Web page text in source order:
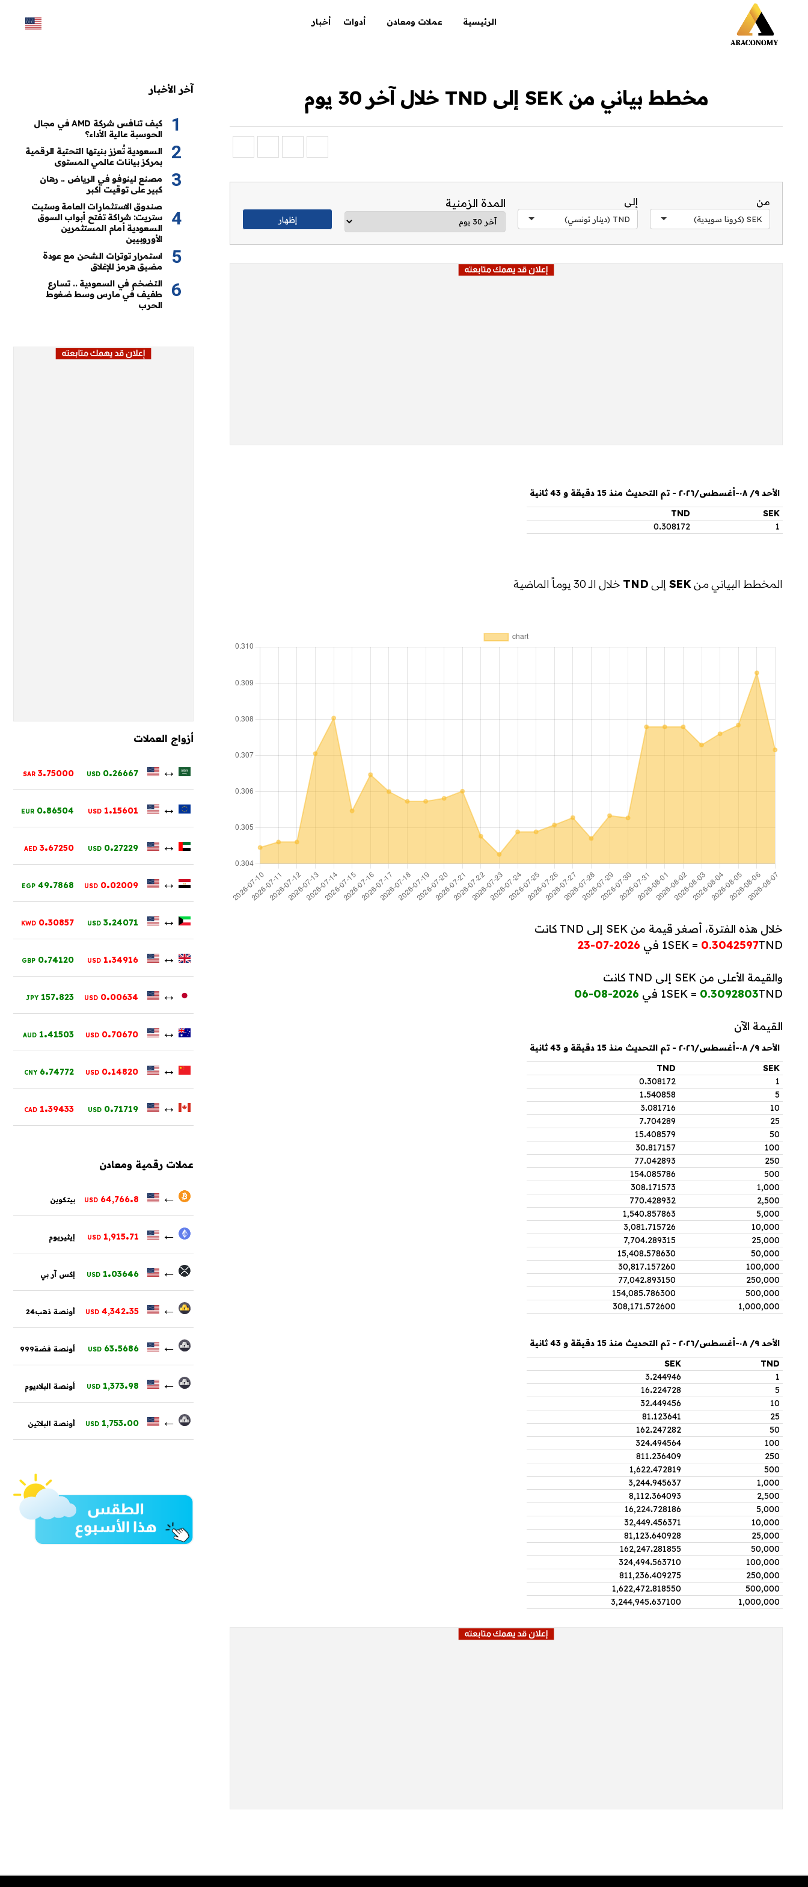
الرئيسية عملات ومعادن أدوات أخبار
مخطط بياني من SEK إلى TND خلال آخر 30 يوم
من
SEK (كرونا سويدية)
إلى
TND (دينار تونسي)
المدة الزمنية
الأحد ٩/ ٠٨-أغسطس/٢٠٢٦ - تم التحديث منذ 15 دقيقة و 43 ثانية
SEK
TND
1
0.308172
المخطط البياني منSEK إلى TND خلال الـ 30 يوماً الماضية
خلال هذه الفترة، أصغر قيمة من SEK إلى TND كانت
1SEK = 0.3042597TND في 2026-07-23
والقيمة الأعلى من SEK إلى TND كانت
1SEK = 0.3092803TND في 2026-08-06
القيمة الآن
الأحد ٩/ ٠٨-أغسطس/٢٠٢٦ - تم التحديث منذ 15 دقيقة و 43 ثانية
SEK
TND
1
0.308172
5
1.540858
10
3.081716
25
7.704289
50
15.408579
100
30.817157
250
77.042893
500
154.085786
1,000
308.171573
2,500
770.428932
5,000
1,540.857863
10,000
3,081.715726
25,000
7,704.289315
50,000
15,408.578630
100,000
30,817.157260
250,000
77,042.893150
500,000
154,085.786300
1,000,000
308,171.572600
الأحد ٩/ ٠٨-أغسطس/٢٠٢٦ - تم التحديث منذ 15 دقيقة و 43 ثانية
TND
SEK
1
3.244946
5
16.224728
10
32.449456
25
81.123641
50
162.247282
100
324.494564
250
811.236409
500
1,622.472819
1,000
3,244.945637
2,500
8,112.364093
5,000
16,224.728186
10,000
32,449.456371
25,000
81,123.640928
50,000
162,247.281855
100,000
324,494.563710
250,000
811,236.409275
500,000
1,622,472.818550
1,000,000
3,244,945.637100
آخر الأخبار
كيف تنافس شركة AMD في مجال
الحوسبة عالية الأداء؟
السعودية تُعزز بنيتها التحتية الرقمية
بمركز بيانات عالمي المستوى
مصنع لينوفو في الرياض .. رهان
كبير على توقيت أكبر
صندوق الاستثمارات العامة وستيت
ستريت: شراكة تفتح أبواب السوق
السعودية أمام المستثمرين
الأوروبيين
استمرار توترات الشحن مع عودة
مضيق هرمز للإغلاق
التضخم في السعودية .. تسارع
طفيف في مارس وسط ضغوط
الحرب
أزواج العملات
↔
0.26667
USD
3.75000
SAR
↔
1.15601
USD
0.86504
EUR
↔
0.27229
USD
3.67250
AED
↔
0.02009
USD
49.7868
EGP
↔
3.24071
USD
0.30857
KWD
↔
1.34916
USD
0.74120
GBP
↔
0.00634
USD
157.823
JPY
↔
0.70670
USD
1.41503
AUD
↔
0.14820
USD
6.74772
CNY
↔
0.71719
USD
1.39433
CAD
عملات رقمية ومعادن
←
64,766.8
USD بيتكوين
←
1,915.71
USD إيثيريوم
←
1.03646
USD إكس آر بي
←
4,342.35
USD أونصة ذهب24
←
63.5686
USD أونصة فضة999
←
1,373.98
USD أونصة البلاديوم
←
1,753.00
USD أونصة البلاتين